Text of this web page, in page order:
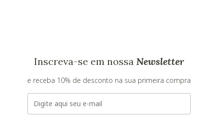
Inscreva-se em nossa Newsletter
e receba 10% de desconto na sua primeira compra
E-mail